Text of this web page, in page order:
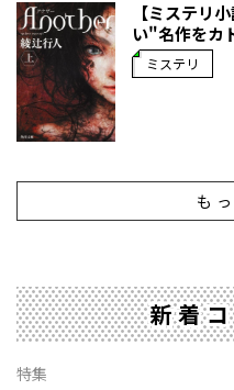
【ミステリ
い"名作をカ
ミステリ
も
新着
特集